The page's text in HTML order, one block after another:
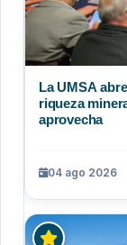
La UMSA
riqueza
aprovecha
04 ago 2026